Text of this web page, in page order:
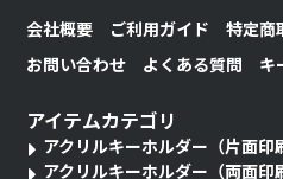
会社概要 ご利用ガイド 特定商
お問い合わせ
よくある質問 キ
アイテムカテゴリ
アクリルキーホルダー（片面印
アクリルキーホルダー（両面印